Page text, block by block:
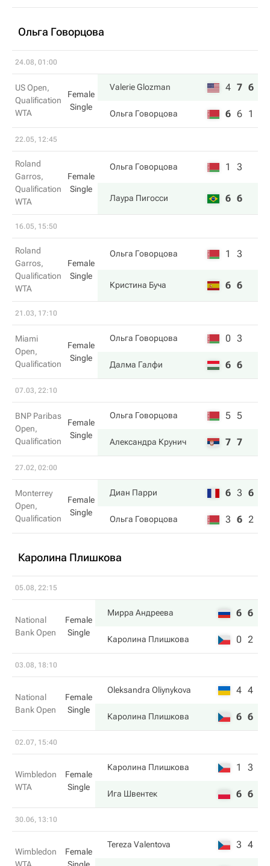
Ольга Говорцова
24.08, 01:00
US Open,
Qualification
WTA
Female
Single
Valerie Glozman 4 7 6
Ольга Говорцова 6 6 1
22.05, 12:45
Roland
Garros,
Qualification
WTA
Female
Single
Ольга Говорцова 1 3
Лаура Пигосси 6 6
16.05, 15:50
Roland
Garros,
Qualification
WTA
Female
Single
Ольга Говорцова 1 3
Кристина Буча 6 6
21.03, 17:10
Miami
Open,
Qualification
Female
Single
Ольга Говорцова 0 3
Далма Галфи 6 6
07.03, 22:10
BNP Paribas
Open,
Qualification
Female
Single
Ольга Говорцова 5 5
Александра Крунич 7 7
27.02, 02:00
Monterrey
Open,
Qualification
Female
Single
Диан Парри 6 3 6
Ольга Говорцова 3 6 2
Каролина Плишкова
05.08, 22:15
National
Bank Open
Female
Single
Мирра Андреева 6 6
Каролина Плишкова 0 2
03.08, 18:10
National
Bank Open
Female
Single
Oleksandra Oliynykova 4 4
Каролина Плишкова 6 6
02.07, 15:40
Wimbledon
WTA
Female
Single
Каролина Плишкова 1 3
Ига Швентек 6 6
30.06, 13:10
Wimbledon
Female
Tereza Valentova 3 4